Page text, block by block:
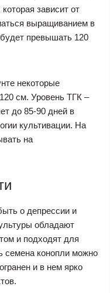
зависит от
выращиванием в
превышать 120
некоторые
см. Уровень ТГК –
до 85-90 дней в
культивации. На
на
о депрессии и
обладают
и подходят для
семена конопли можно
и в нем ярко